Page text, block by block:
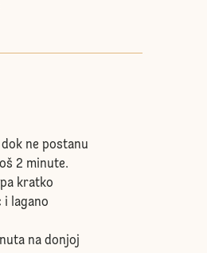
ne postanu
2 minute.
kratko
i lagano
na donjoj